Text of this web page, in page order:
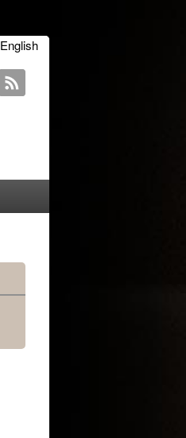
English